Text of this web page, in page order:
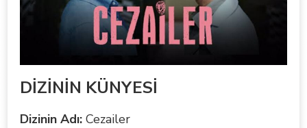
DİZİNİN KÜNYESİ
Dizinin Adı: Cezailer